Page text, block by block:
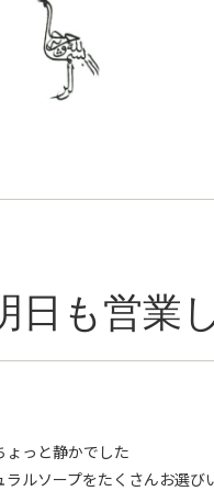
日も営業
ょっと静かでした
ルソープをたくさんお選び